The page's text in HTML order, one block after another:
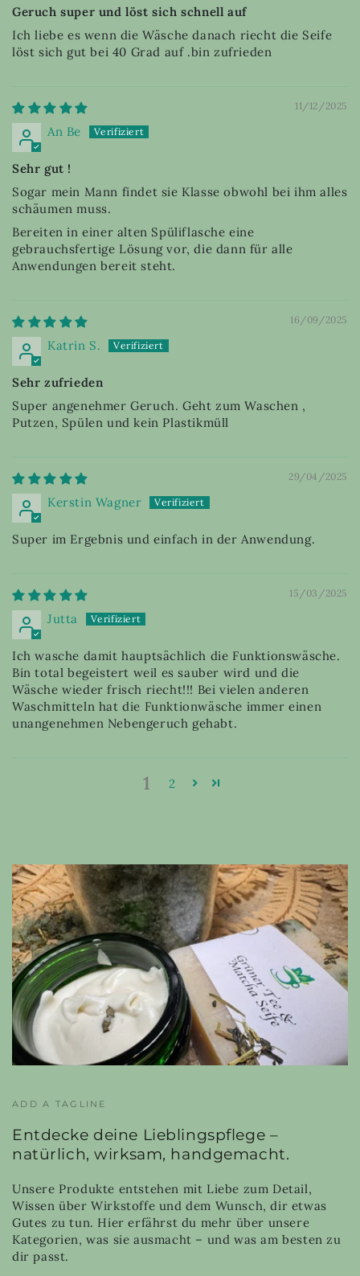
Geruch super und löst sich schnell auf
Ich liebe es wenn die Wäsche danach riecht die Seife
löst sich gut bei 40 Grad auf .bin zufrieden
11/12/2025
An Be
Sehr gut !
Sogar mein Mann findet sie Klasse obwohl bei ihm alles
schäumen muss.
Bereiten in einer alten Spüliflasche eine
gebrauchsfertige Lösung vor, die dann für alle
Anwendungen bereit steht.
16/09/2025
Katrin S.
Sehr zufrieden
Super angenehmer Geruch. Geht zum Waschen ,
Putzen, Spülen und kein Plastikmüll
29/04/2025
Kerstin Wagner
Super im Ergebnis und einfach in der Anwendung.
15/03/2025
Jutta
Ich wasche damit hauptsächlich die Funktionswäsche.
Bin total begeistert weil es sauber wird und die
Wäsche wieder frisch riecht!!! Bei vielen anderen
Waschmitteln hat die Funktionwäsche immer einen
unangenehmen Nebengeruch gehabt.
1 2
ADD A TAGLINE
Entdecke deine Lieblingspflege –
natürlich, wirksam, handgemacht.
Unsere Produkte entstehen mit Liebe zum Detail,
Wissen über Wirkstoffe und dem Wunsch, dir etwas
Gutes zu tun. Hier erfährst du mehr über unsere
Kategorien, was sie ausmacht – und was am besten zu
dir passt.